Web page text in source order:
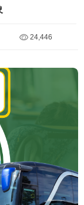
24,446